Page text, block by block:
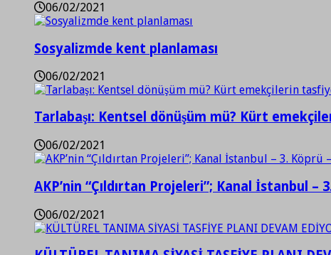
06/02/2021
Sosyalizmde kent planlaması
06/02/2021
Tarlabaşı: Kentsel dönüşüm mü? Kürt
06/02/2021
AKP’nin “Çıldırtan Projeleri”; Kanal İstanbul –
06/02/2021